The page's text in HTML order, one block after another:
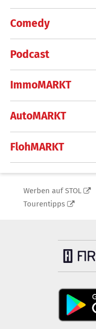
Comedy
Podcast
ImmoMARKT
AutoMARKT
FlohMARKT
Werben auf STOL
Tourentipps